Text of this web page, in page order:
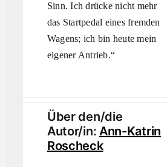
Sinn. Ich drücke nicht mehr
das Startpedal eines fremden
Wagens; ich bin heute mein
eigener Antrieb.“
Über den/die
Autor/in: Ann-Katrin
Roscheck